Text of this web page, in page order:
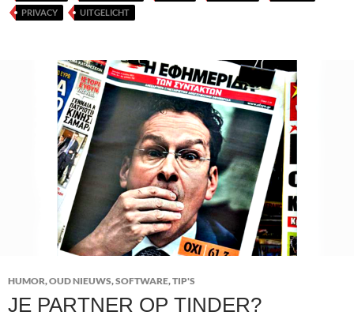
PRIVACY
UITGELICHT
HUMOR,OUD NIEUWS,SOFTWARE,TIP'S
JE PARTNER OP TINDER?